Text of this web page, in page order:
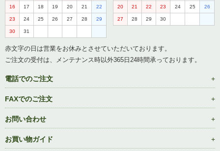
16 17 18 19 20 21 22
23 24 25 26 27 28 29
30 31
20 21 22 23 24 25 26
27 28 29 30
赤文字の日は営業をお休みとさせていただいております。
ご注文の受付は、メンテナンス時以外365日24時間承っております。
電話でのご注文
FAXでのご注文
お問い合わせ
お買い物ガイド